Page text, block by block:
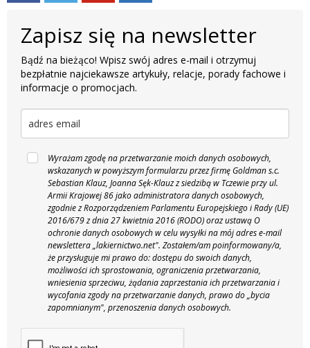
Zapisz się na newsletter
Bądź na bieżąco! Wpisz swój adres e-mail i otrzymuj
bezpłatnie najciekawsze artykuły, relacje, porady fachowe i
informacje o promocjach.
Wyrażam zgodę na przetwarzanie moich danych osobowych,
wskazanych w powyższym formularzu przez firmę Goldman s.c.
Sebastian Klauz, Joanna Sęk-Klauz z siedzibą w Tczewie przy ul.
Armii Krajowej 86 jako administratora danych osobowych,
zgodnie z Rozporządzeniem Parlamentu Europejskiego i Rady (UE)
2016/679 z dnia 27 kwietnia 2016 (RODO) oraz ustawą O
ochronie danych osobowych w celu wysyłki na mój adres e-mail
newslettera „lakiernictwo.net". Zostałem/am poinformowany/a,
że przysługuje mi prawo do: dostępu do swoich danych,
możliwości ich sprostowania, ograniczenia przetwarzania,
wniesienia sprzeciwu, żądania zaprzestania ich przetwarzania i
wycofania zgody na przetwarzanie danych, prawo do „bycia
zapomnianym", przenoszenia danych osobowych.